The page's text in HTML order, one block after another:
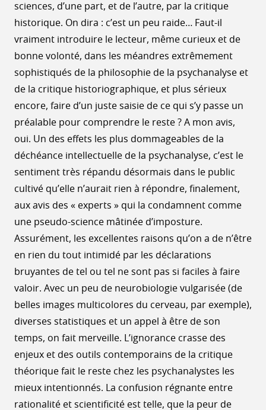
sciences, d’une part, et de l’autre, par la critique
historique. On dira : c’est un peu raide… Faut-il
vraiment introduire le lecteur, même curieux et de
bonne volonté, dans les méandres extrêmement
sophistiqués de la philosophie de la psychanalyse et
de la critique historiographique, et plus sérieux
encore, faire d’un juste saisie de ce qui s’y passe un
préalable pour comprendre le reste ? A mon avis,
oui. Un des effets les plus dommageables de la
déchéance intellectuelle de la psychanalyse, c’est le
sentiment très répandu désormais dans le public
cultivé qu’elle n’aurait rien à répondre, finalement,
aux avis des « experts » qui la condamnent comme
une pseudo-science mâtinée d’imposture.
Assurément, les excellentes raisons qu’on a de n’être
en rien du tout intimidé par les déclarations
bruyantes de tel ou tel ne sont pas si faciles à faire
valoir. Avec un peu de neurobiologie vulgarisée (de
belles images multicolores du cerveau, par exemple),
diverses statistiques et un appel à être de son
temps, on fait merveille. L’ignorance crasse des
enjeux et des outils contemporains de la critique
théorique fait le reste chez les psychanalystes les
mieux intentionnés. La confusion régnante entre
rationalité et scientificité est telle, que la peur de